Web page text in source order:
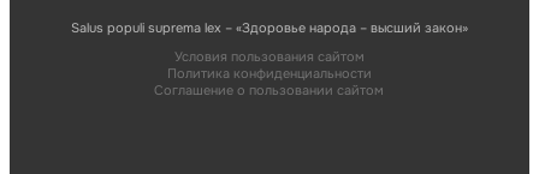
Salus populi suprema lex – «Здоровье народа – высший закон»
Условия пользования сайтом
Политика конфиденциальности
Соглашение о пользовании сайтом